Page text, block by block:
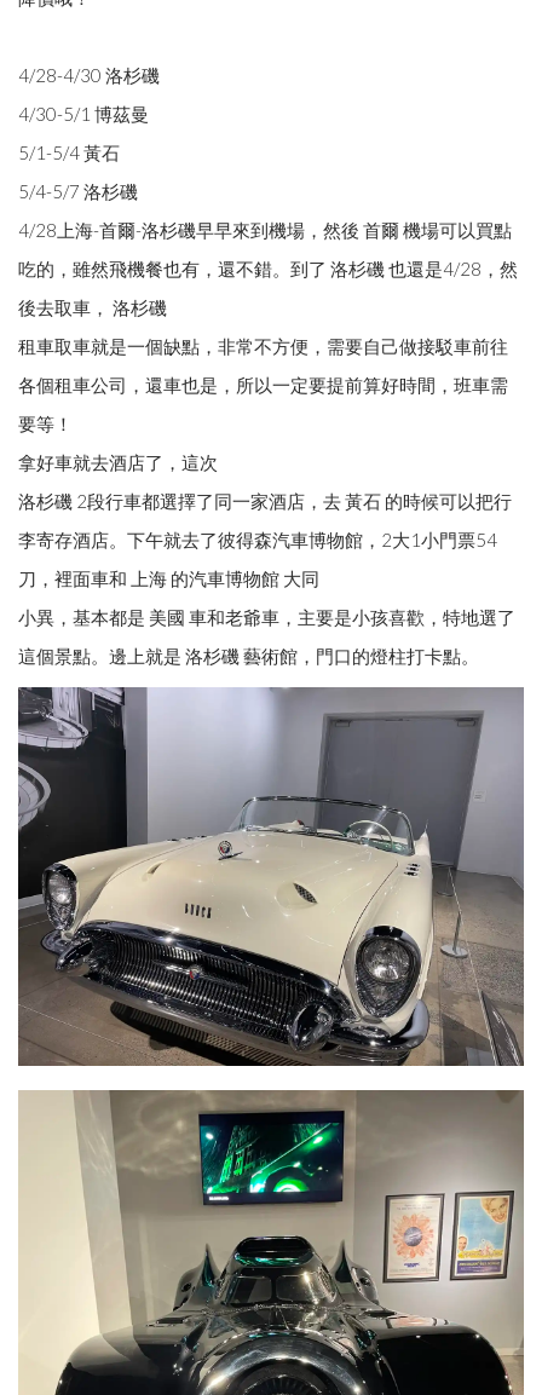
4/28-4/30 洛杉磯
4/30-5/1 博茲曼
5/1-5/4 黃石
5/4-5/7 洛杉磯
4/28上海-首爾-洛杉磯早早來到機場，然後 首爾 機場可以買點
吃的，雖然飛機餐也有，還不錯。到了 洛杉磯 也還是4/28，然
後去取車， 洛杉磯
租車取車就是一個缺點，非常不方便，需要自己做接駁車前往
各個租車公司，還車也是，所以一定要提前算好時間，班車需
要等！
拿好車就去酒店了，這次
洛杉磯 2段行車都選擇了同一家酒店，去 黃石 的時候可以把行
李寄存酒店。下午就去了彼得森汽車博物館，2大1小門票54
刀，裡面車和 上海 的汽車博物館 大同
小異，基本都是 美國 車和老爺車，主要是小孩喜歡，特地選了
這個景點。邊上就是 洛杉磯 藝術館，門口的燈柱打卡點。